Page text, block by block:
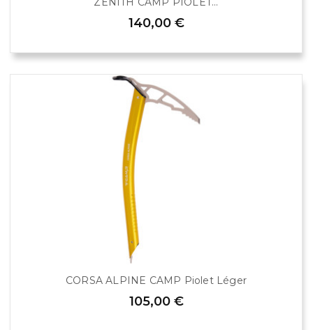
140,00 €
CORSA ALPINE CAMP Piolet Léger
105,00 €